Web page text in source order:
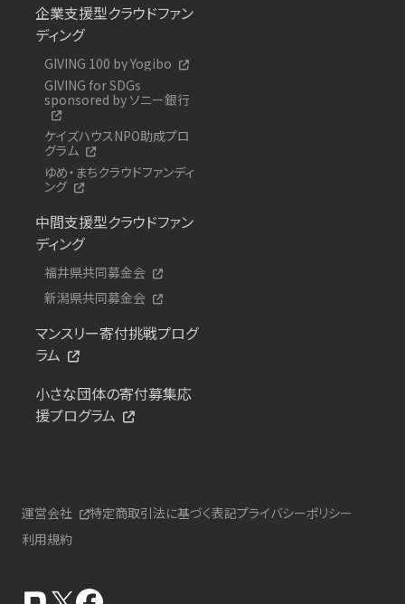
企業支援型クラウドファン
ディング
GIVING 100 by Yogibo
GIVING for SDGs
sponsored by ソニー銀行
ケイズハウスNPO助成プロ
グラム
ゆめ・まちクラウドファンディ
ング
中間支援型クラウドファン
ディング
福井県共同募金会
新潟県共同募金会
マンスリー寄付挑戦プログ
ラム
小さな団体の寄付募集応
援プログラム
運営会社 特定商取引法に基づく表記プライバシーポリシー
利用規約